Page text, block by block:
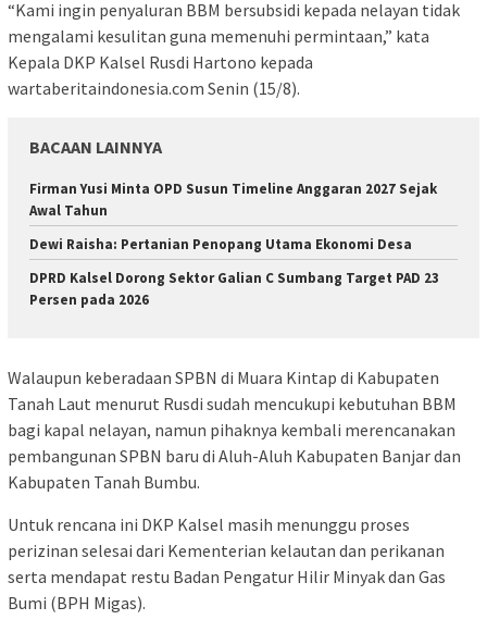
“Kami ingin penyaluran BBM bersubsidi kepada nelayan tidak
mengalami kesulitan guna memenuhi permintaan,” kata
Kepala DKP Kalsel Rusdi Hartono kepada
wartaberitaindonesia.com Senin (15/8).
BACAAN LAINNYA
Firman Yusi Minta OPD Susun Timeline Anggaran 2027 Sejak
Awal Tahun
Dewi Raisha: Pertanian Penopang Utama Ekonomi Desa
DPRD Kalsel Dorong Sektor Galian C Sumbang Target PAD 23
Persen pada 2026
Walaupun keberadaan SPBN di Muara Kintap di Kabupaten
Tanah Laut menurut Rusdi sudah mencukupi kebutuhan BBM
bagi kapal nelayan, namun pihaknya kembali merencanakan
pembangunan SPBN baru di Aluh-Aluh Kabupaten Banjar dan
Kabupaten Tanah Bumbu.
Untuk rencana ini DKP Kalsel masih menunggu proses
perizinan selesai dari Kementerian kelautan dan perikanan
serta mendapat restu Badan Pengatur Hilir Minyak dan Gas
Bumi (BPH Migas).